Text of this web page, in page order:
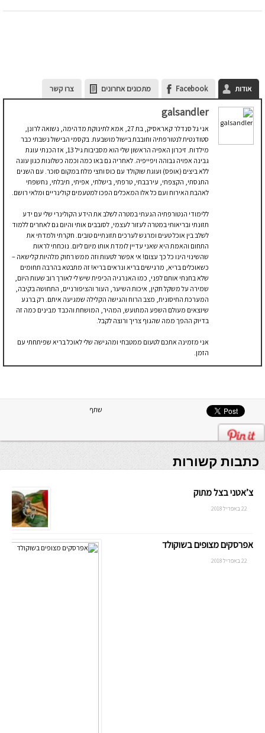
אודות Facebook מתכונים אחרונים צרו קשר
galsandler
אני גל סנדלר קאראסיק, בת 27, אמא לתינוקת מדהימה, נשואה לרונן,
סטודנטית לנטורפתיה וחובבת בישול מושבעת. בקסמי הבישול נשבתי כבר
מילדות. זיכרון האפיה הראשון שלי הוא מסביבות גיל 13, אז הכנתי עוגת
גבינה אפויה גבוהה ויפייפיה. לאחריה גם באו כמה וכמה כשלונות כגון עוגה
ללא ביצים (אופס) ועוגת שוקולד עם כוס וחצי מלח במקום סוכר. עם השנים
התנסתי, הקצפתי, עירבבתי, טרפתי, בישלתי, אפיתי, תיבלתי, נחשפתי
לאהבת האירוח ועם כל אלו המאכלים הפכו למטעמים קולינריים ומלאי רושם.
ללימודי הנטורפתיה הגעתי במטרה לשלב את הידע הקולינרי שלי עם ידע
תזונתי ובריאותי במטרה לעזור לעצמי, לסובבים אותי והיום גם לאחרים ללמוד
לשלב בין אוכל טעים ומרגש לערכים תזונתיים טובים. חקרתי ולמדתי את
התחום והאמת היא שאני עדיין לומדת אותו מיום ליום. נוכחתי לראות
שהשינוי הינו כל כך עצום! אי אפשר לטעות וזה ממש רחוק מלהיות קלישאה –
כשאוכלים בריא, מרגישים בריא ונראים בריא! זה מתבטא בהרבה תחומים
שלא בחנתי אותם לפני, כמו האנרגיה הכיפית שיש לי לאורך רוב שעות היום,
שמירה על משקל תקין, איכות השיער, העור והציפורניים, התחושה בקיבה,
המערכת החיסונית, מצב הרוח והגישה הקלילה שמגיעה איתם. רק ברגע
שיוצאים מעולם השפע המתועש, המהיר, המושחת והכבד מבינים כמה זה
בדיוק ההפך ממה שהגוף צריך ורוצה לקבל.
אני מזמינה אתכם לטעום ממטבחי ומהגישה שלי לאוכל בריא שפיתחתי עם
הזמן.
שתף
כתבות קשורות
צ’אטני בצל מתוק
22 באפריל 2018
אפרסקים מצופים בשוקולד
22 באפריל 2018